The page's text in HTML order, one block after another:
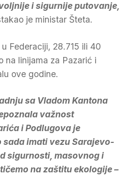
i sigurnije putovanje,
je ministar Šteta.
Federaciji, 28.715 ili 40
na linijama za Pazarić i
ove godine.
sa Vladom Kantona
važnost
i Podlugova je
sada imati vezu Sarajevo-
sigurnosti, masovnog i
na zaštitu ekologije –